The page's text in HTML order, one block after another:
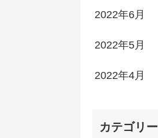
2022年6月
2022年5月
2022年4月
カテゴリー